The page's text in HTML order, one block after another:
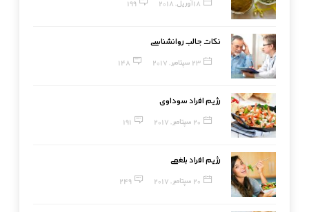
18 آوریل, 2018 199
نکات جالب روانشناسی
23 سپتامبر, 2017 148
رژیم افراد سوداوی
20 سپتامبر, 2017 191
رژیم افراد بلغمی
20 سپتامبر, 2017 249